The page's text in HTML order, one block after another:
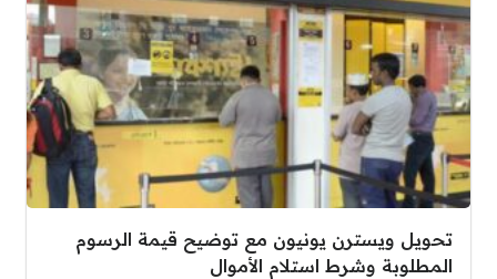
تحويل ويسترن يونيون مع توضيح قيمة الرسوم
المطلوبة وشرط استلام الأموال